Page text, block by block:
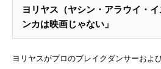
ヨリヤス（ヤシン・アラウイ・
ンカは映画じゃない」
ヨリヤスがプロのブレイクダンサーおよ